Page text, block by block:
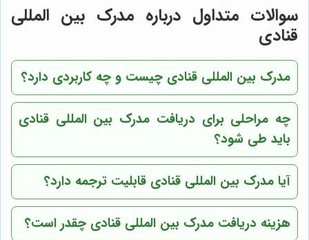
سوالات متداول درباره مدرک بین المللی
قنادی
مدرک بین المللی قنادی چیست و چه کاربردی دارد؟
چه مراحلی برای دریافت مدرک بین المللی قنادی
باید طی شود؟
آیا مدرک بین المللی قنادی قابلیت ترجمه دارد؟
هزینه دریافت مدرک بین المللی قنادی چقدر است؟